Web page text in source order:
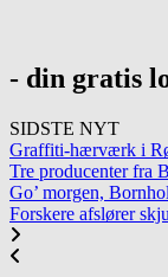
- din gratis
SIDSTE NYT
Graffiti-hærværk i
Tre producenter fra
Go’ morgen,
Forskere afslører